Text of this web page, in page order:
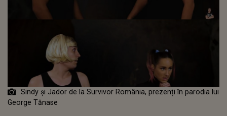
Sindy şi Jador de la Survivor România, prezenți în parodia lui
George Tănase